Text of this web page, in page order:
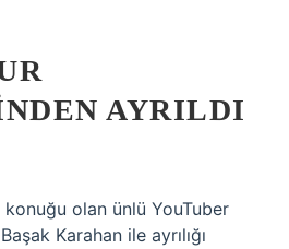
AYRILDI
konuğu olan ünlü YouTuber
Karahan ile ayrılığı